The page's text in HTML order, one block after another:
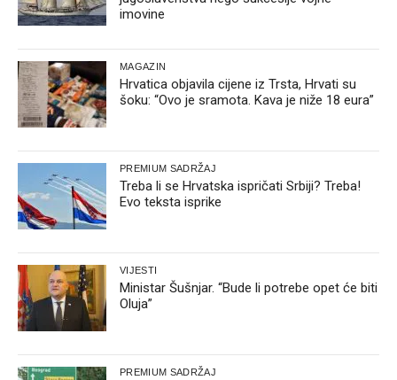
imovine
MAGAZIN
Hrvatica objavila cijene iz Trsta, Hrvati su
šoku: “Ovo je sramota. Kava je niže 18 eura”
PREMIUM SADRŽAJ
Treba li se Hrvatska ispričati Srbiji? Treba!
Evo teksta isprike
VIJESTI
Ministar Šušnjar. “Bude li potrebe opet će biti
Oluja”
PREMIUM SADRŽAJ